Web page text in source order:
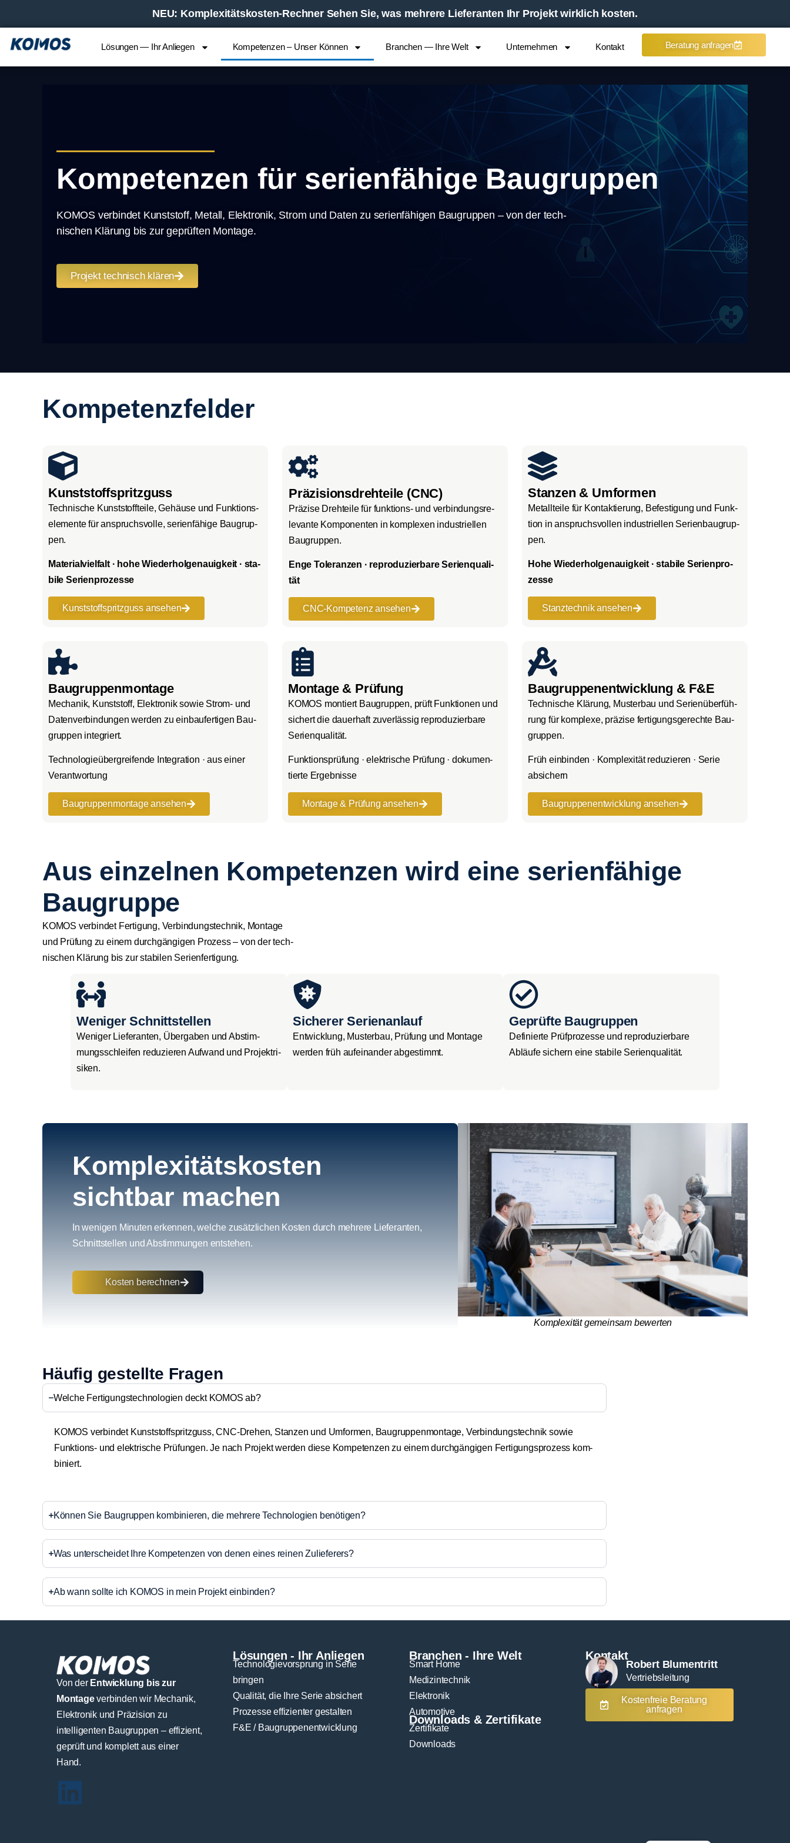
NEU: Komplexitätskosten-Rechner Sehen Sie, was mehrere Lieferanten Ihr Projekt wirklich kosten.
Lösungen — Ihr Anliegen Kompetenzen – Unser Können Branchen — Ihre Welt Unternehmen Kontakt Beratung anfragen
Kompetenzen für serienfähige Baugruppen
KOMOS ver­bin­det Kunst­stoff, Metall, Elek­tro­nik, Strom und Daten zu seri­en­fä­hi­gen Bau­grup­pen – von der tech­
ni­schen Klä­rung bis zur geprüf­ten Mon­ta­ge.
Pro­jekt tech­nisch klä­ren
Kompetenzfelder
Kunststoffspritzguss
Tech­ni­sche Kunst­stoff­tei­le, Gehäu­se und Funk­ti­ons­
ele­men­te für anspruchs­vol­le, seri­en­fä­hi­ge Bau­grup­
pen.
Mate­ri­al­viel­falt · hohe Wie­der­hol­ge­nau­ig­keit · sta­
bi­le Seri­en­pro­zes­se
Kunst­stoff­spritz­guss anse­hen
Präzisionsdrehteile (CNC)
Prä­zi­se Dreh­tei­le für funk­ti­ons- und ver­bin­dungs­re­
le­van­te Kom­po­nen­ten in kom­ple­xen indus­tri­el­len
Bau­grup­pen.
Enge Tole­ran­zen · repro­du­zier­ba­re Seri­en­qua­li­
tät
CNC-Kom­pe­tenz anse­hen
Stanzen & Umformen
Metall­tei­le für Kon­tak­tie­rung, Befes­ti­gung und Funk­
ti­on in anspruchs­vol­len indus­tri­el­len Seri­en­bau­grup­
pen.
Hohe Wie­der­hol­ge­nau­ig­keit · sta­bi­le Seri­en­pro­
zes­se
Stanz­tech­nik anse­hen
Baugruppenmontage
Mecha­nik, Kunst­stoff, Elek­tro­nik sowie Strom- und
Daten­ver­bin­dun­gen wer­den zu ein­bau­fer­ti­gen Bau­
grup­pen inte­griert.
Tech­no­lo­gie­über­grei­fen­de Inte­gra­ti­on · aus einer
Ver­ant­wor­tung
Bau­grup­pen­mon­ta­ge anse­hen
Montage & Prüfung
KOMOS mon­tiert Bau­grup­pen, prüft Funk­tio­nen und
sichert die dau­er­haft zuver­läs­sig repro­du­zier­ba­re
Seri­en­qua­li­tät.
Funk­ti­ons­prü­fung · elek­tri­sche Prü­fung · doku­men­
tier­te Ergeb­nis­se
Mon­ta­ge & Prü­fung anse­hen
Baugruppenentwicklung & F&E
Tech­ni­sche Klä­rung, Mus­ter­bau und Seri­en­über­füh­
rung für kom­ple­xe, prä­zi­se fer­ti­gungs­ge­rech­te Bau­
grup­pen.
Früh ein­bin­den · Kom­ple­xi­tät redu­zie­ren · Serie
absi­chern
Bau­grup­pen­ent­wick­lung anse­hen
Aus einzelnen Kompetenzen wird eine serienfähige
Baugruppe
KOMOS ver­bin­det Fer­ti­gung, Ver­bin­dungs­tech­nik, Mon­ta­ge
und Prü­fung zu einem durch­gän­gi­gen Pro­zess – von der tech­
ni­schen Klä­rung bis zur sta­bi­len Seri­en­fer­ti­gung.
Weniger Schnittstellen
Weni­ger Lie­fe­ran­ten, Über­ga­ben und Abstim­
mungs­schlei­fen redu­zie­ren Auf­wand und Pro­jekt­ri­
si­ken.
Sicherer Serienanlauf
Ent­wick­lung, Mus­ter­bau, Prü­fung und Mon­ta­ge
wer­den früh auf­ein­an­der abge­stimmt.
Geprüfte Baugruppen
Defi­nier­te Prüf­pro­zes­se und repro­du­zier­ba­re
Abläu­fe sichern eine sta­bi­le Seri­en­qua­li­tät.
Komplexitätskosten
sichtbar machen
In weni­gen Minu­ten erken­nen, wel­che zusätz­li­chen Kos­ten durch meh­re­re Lie­fe­ran­ten,
Schnitt­stel­len und Abstim­mun­gen ent­ste­hen.
Kos­ten berech­nen
Kom­ple­xi­tät gemein­sam bewer­ten
Häufig gestellte Fragen
Wel­che Fer­ti­gungs­tech­no­lo­gien deckt KOMOS ab?
KOMOS ver­bin­det Kunst­stoff­spritz­guss, CNC-Dre­hen, Stan­zen und Umfor­men, Bau­grup­pen­mon­ta­ge, Ver­bin­dungs­tech­nik sowie
Funk­ti­ons- und elek­tri­sche Prü­fun­gen. Je nach Pro­jekt wer­den die­se Kom­pe­ten­zen zu einem durch­gän­gi­gen Fer­ti­gungs­pro­zess kom­
bi­niert.
Kön­nen Sie Bau­grup­pen kom­bi­nie­ren, die meh­re­re Tech­no­lo­gien benö­ti­gen?
Was unter­schei­det Ihre Kom­pe­ten­zen von denen eines rei­nen Zulie­fe­rers?
Ab wann soll­te ich KOMOS in mein Pro­jekt ein­bin­den?
Von der Entwicklung bis zur
Montageverbinden wir Mechanik,
Elektronik und Präzision zu
intelligenten Baugruppen – effizient,
geprüft und komplett aus einer
Hand.
Lösungen - Ihr Anliegen
Technologievorsprung in Serie
bringen
Qualität, die Ihre Serie absichert
Prozesse effizienter gestalten
F&E / Baugruppenentwicklung
Branchen - Ihre Welt
Smart Home
Medizintechnik
Elektronik
Automotive
Downloads & Zertifikate
Zertifikate
Downloads
Kontakt
Robert Blumentritt
Vertriebsleitung
Kostenfreie Beratung
anfragen